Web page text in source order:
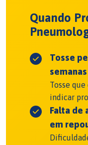
Quando
Tosse
semanas
Tosse
indicar
Falta de
em